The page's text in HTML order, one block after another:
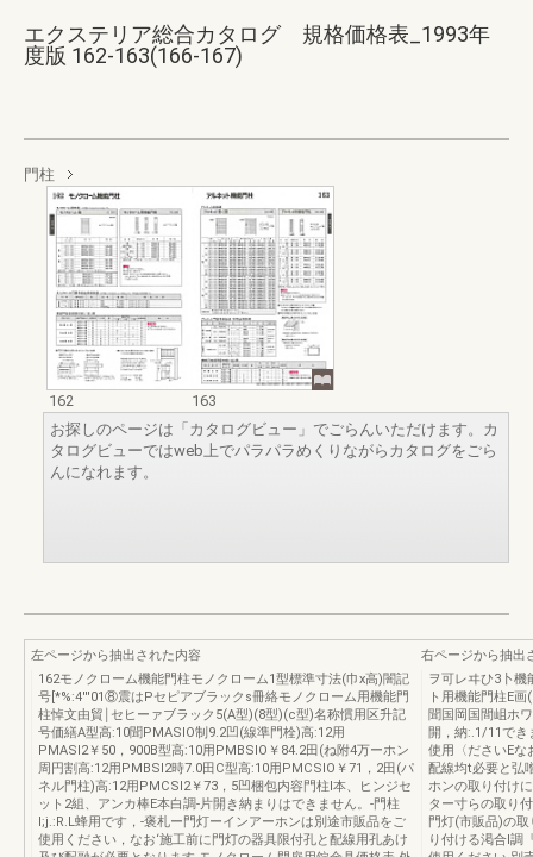
エクステリア総合カタログ 規格価格表_1993年
度版 162-163(166-167)
門柱
162
163
お探しのページは「カタログビュー」でごらんいただけます。カ
タログビューではweb上でパラパラめくりながらカタログをごら
んになれます。
左ページから抽出された内容
162モノクローム機能門柱モノクローム1型標準寸法(巾x高)闇記
号[*%:4'''01⑧震はPセピアブラックs冊絡モノクローム用機能門
柱悼文由貿￨セヒーァブラック5(A型)(8型)(c型)名称慣用区升記
号価繕A型高:10聞PMASIO制9.2凹(線準門栓)高:12用
PMASI2￥50，900B型高:10用PMBSIO￥84.2田(ね附4万ーホン
周円割高:12用PMBSI2時7.0田C型高:10用PMCSIO￥71，2田(パ
ネル門柱)高:12用PMCSI2￥73，5凹梱包内容門柱l本、ヒンジセ
ット2組、アンカ棒E本白調-片開き納まりはできません。-門柱
I;j.:R.L蜂用です，-褒札ー門灯ーインアーホンは別途市販品をご
使用ください，なお‘施工前に門灯の器具限付孔と配線用孔あけ
右ページから抽出
ヲ可レヰひ3卜機
ト用機能門柱E
聞国岡国間岨ホ
開，納:.1/11でき
使用〈ださいEな
配線均t必要と弘
ホンの取り付け
ター寸らの取り
門灯(市販品)の
り付ける渇合l調